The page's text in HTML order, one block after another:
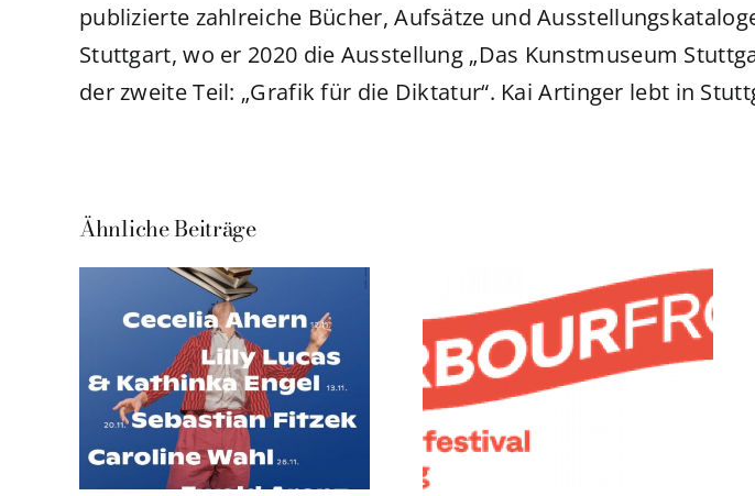
publizierte zahlreiche Bücher, Aufsätze und
Stuttgart, wo er 2020 die Ausstellung „Das Kunstmuseum
der zweite Teil: „Grafik für die Diktatur“. Kai Artinger lebt in
Ähnliche Beiträge